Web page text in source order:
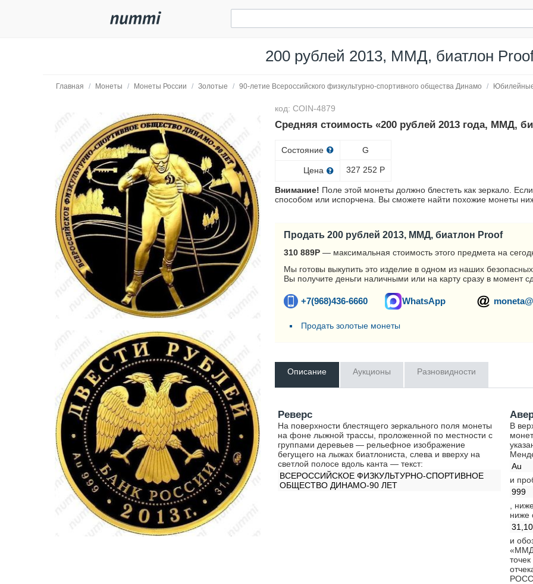
200 рублей 2013, ММД, биатлон
Главная / Монеты / Монеты России / Золотые / 90-летие Всероссийского физкультурно-спортивного общества Динамо /
код: COIN-4879
Средняя стоимость «200 рублей 2013 года, ММД,
Состояние
Цена
G
327 252 Р
Внимание! Поле этой монеты должно блестеть как зеркало.
способом или испорчена. Вы сможете найти похожие монеты
Продать 200 рублей 2013, ММД, биатлон Proof
310 889Р — максимальная стоимость этого предмета на
Мы готовы выкупить это изделие в одном из наших
Вы получите деньги наличными или на карту сразу в момент
+7(968)436-6660 WhatsApp
Продать золотые монеты
Описание Аукционы Разновидности
Реверс
На поверхности блестящего зеркального поля монеты
на фоне лыжной трассы, проложенной по местности с
группами деревьев — рельефное изображение
бегущего на лыжах биатлониста, слева и вверху на
светлой полосе вдоль канта — текст:
ВСЕРОССИЙСКОЕ ФИЗКУЛЬТУРНО-СПОРТИВНОЕ
ОБЩЕСТВО ДИНАМО-90 ЛЕТ
В
Au
и
999
,
ниже
31,10
и